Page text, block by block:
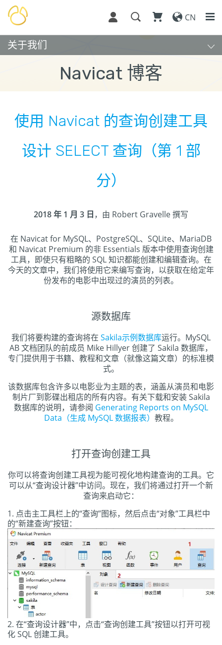
CN
关于我们
Navicat 博客
使用 Navicat 的查询创建工具
设计 SELECT 查询（第 1 部
分）
2018 年 1 月 3 日，由 Robert Gravelle 撰写
在 Navicat for MySQL、PostgreSQL、SQLite、MariaDB
和 Navicat Premium 的非 Essentials 版本中使用查询创建
工具，即使只有粗略的 SQL 知识都能创建和编辑查询。在
今天的文章中，我们将使用它来编写查询，以获取在给定年
份发布的电影中出现过的演员的列表。
源数据库
我们将要构建的查询将在 Sakila示例数据库运行。MySQL
AB 文档团队的前成员 Mike Hillyer 创建了 Sakila 数据库，
专门提供用于书籍、教程和文章（就像这篇文章）的标准模
式。
该数据库包含许多以电影业为主题的表，涵盖从演员和电影
制片厂到影碟出租店的所有内容。有关下载和安装 Sakila
数据库的说明，请参阅 Generating Reports on MySQL
Data（生成 MySQL 数据报表） 教程。
打开查询创建工具
你可以将查询创建工具视为能可视化地构建查询的工具。它
可以从“查询设计器”中访问。现在，我们将通过打开一个新
查询来启动它：
点击主工具栏上的“查询”图标，然后点击“对象”工具栏中
的“新建查询”按钮：
在“查询设计器”中，点击“查询创建工具”按钮以打开可视
化 SQL 创建工具。